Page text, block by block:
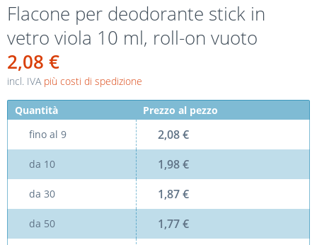
Flacone per deodorante stick in
vetro viola 10 ml, roll-on vuoto
2,08 €
incl. IVA più costi di spedizione
Quantità
Prezzo al pezzo
fino al 9 2,08 €
da 10 1,98 €
da 30 1,87 €
da 50 1,77 €